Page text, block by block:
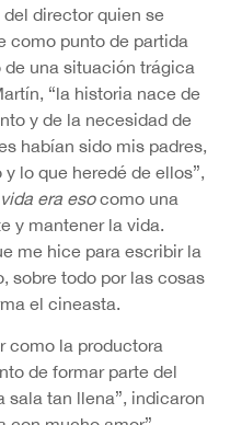
director quien se
como punto de partida
de una situación trágica
“la historia nace de
y de la necesidad de
habían sido mis padres,
lo que heredé de ellos”,
era esocomo una
y mantener la vida.
me hice para escribir la
sobre todo por las cosas
el cineasta.
como la productora
de formar parte del
sala tan llena”, indicaron